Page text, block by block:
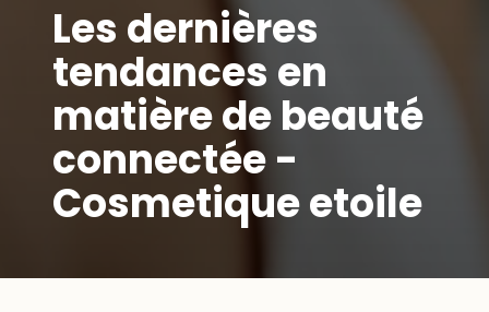
Les dernières
tendances en
matière de beauté
connectée -
Cosmetique etoile